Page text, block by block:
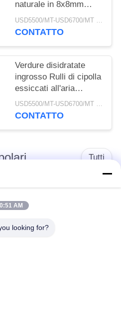
naturale in 8x8mm
5x5mm 3x3mm
Dimensioni Nessun
USD5500/MT-USD6700/MT MOQ:2mt
CONTATTO
Verdure disidratate
ingrosso Rulli di cipolla
essiccati all'aria
3*3mm 5*5mm Colore
naturale Sapore
USD5500/MT-USD6700/MT MOQ:2mt
CONTATTO
Tutti
briciole di pane
giapponesi
AM
looking for?